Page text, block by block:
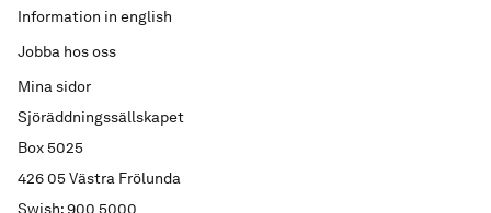
Sjöräddningssällskapet
Box 5025
426 05 Västra Frölunda
Swish: 900 5000
Information in english
Jobba hos oss
Mina sidor